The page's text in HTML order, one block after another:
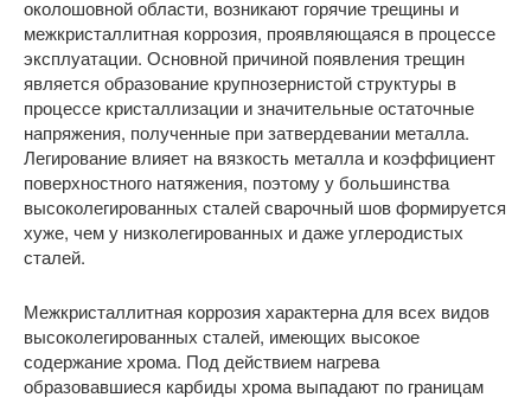
околошовной области, возникают горячие трещины и
межкристаллитная коррозия, проявляющаяся в процессе
эксплуатации. Основной причиной появления трещин
является образование крупнозернистой структуры в
процессе кристаллизации и значительные остаточные
напряжения, полученные при затвердевании металла.
Легирование влияет на вязкость металла и коэффициент
поверхностного натяжения, поэтому у большинства
высоколегированных сталей сварочный шов формируется
хуже, чем у низколегированных и даже углеродистых
сталей.
Межкристаллитная коррозия характерна для всех видов
высоколегированных сталей, имеющих высокое
содержание хрома. Под действием нагрева
образовавшиеся карбиды хрома выпадают по границам